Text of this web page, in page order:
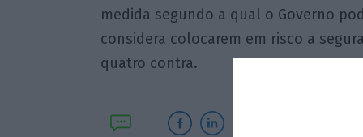
medida segundo a qual o Governo
considera colocarem em risco a
quatro contra.